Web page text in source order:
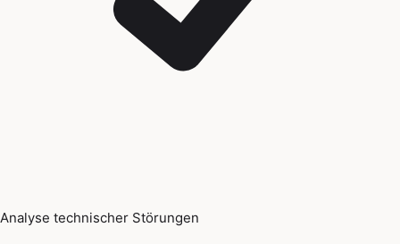
Analyse technischer Störungen